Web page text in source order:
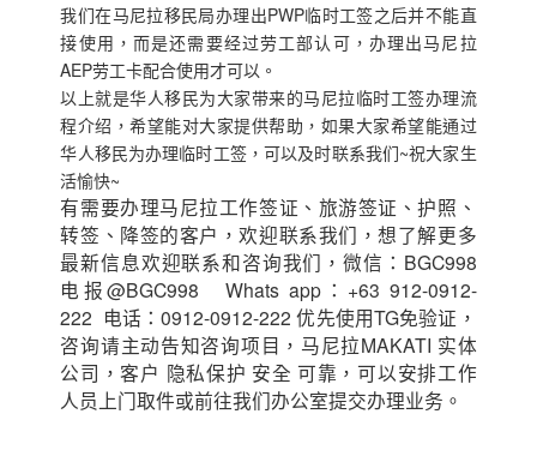
我们在马尼拉移民局办理出PWP临时工签之后并不能直
接使用，而是还需要经过劳工部认可，办理出马尼拉
AEP劳工卡配合使用才可以。
以上就是华人移民为大家带来的马尼拉临时工签办理流
程介绍，希望能对大家提供帮助，如果大家希望能通过
华人移民为办理临时工签，可以及时联系我们~祝大家生
活愉快~
有需要办理马尼拉工作签证、旅游签证、护照、
转签、降签的客户，欢迎联系我们，想了解更多
最新信息欢迎联系和咨询我们，微信：BGC998
电报@BGC998 Whats app：+63 912-0912-
222 电话：0912-0912-222 优先使用TG免验证，
咨询请主动告知咨询项目，马尼拉MAKATI 实体
公司，客户 隐私保护 安全 可靠，可以安排工作
人员上门取件或前往我们办公室提交办理业务。